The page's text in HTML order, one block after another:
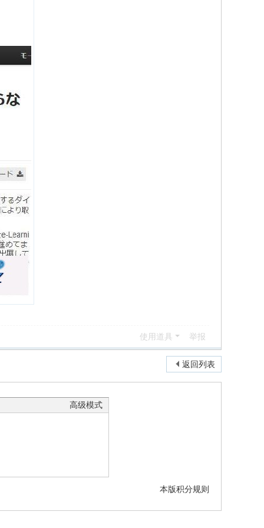
使用道具 举报
返回列表
高级模式
本版积分规则